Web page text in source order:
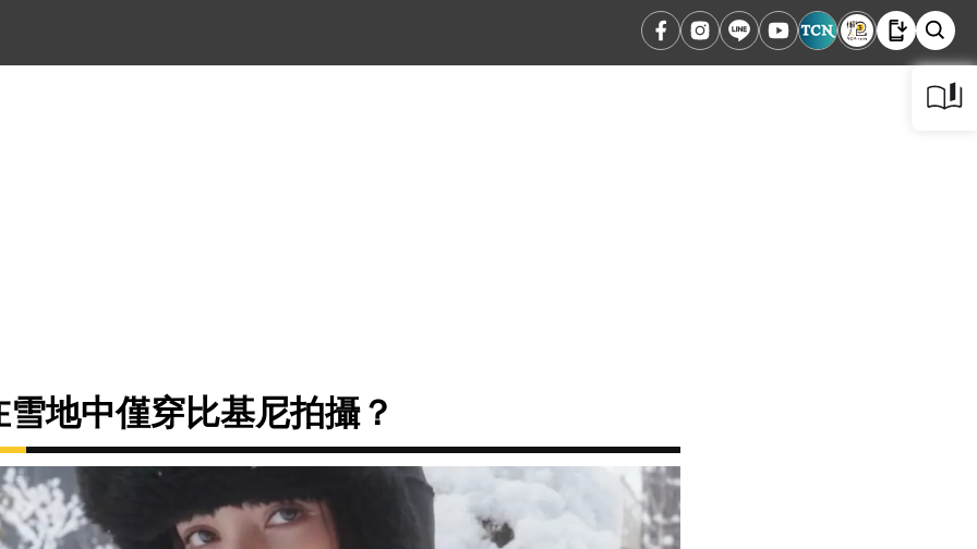
地中僅穿比基尼拍攝？